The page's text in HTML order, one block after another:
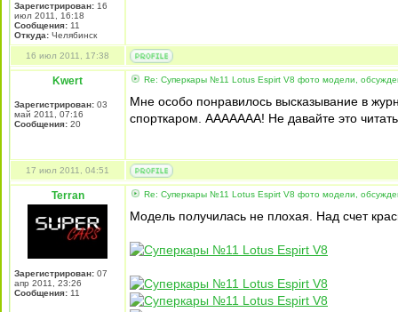
Зарегистрирован: 16
июл 2011, 16:18
Сообщения: 11
Откуда: Челябинск
16 июл 2011, 17:38
Kwert
Зарегистрирован: 03
май 2011, 07:16
Сообщения: 20
Re: Суперкары №11 Lotus Espirt V8 фото модели,
Мне особо понравилось высказывание в
спорткаром. ААААААА! Не давайте это
17 июл 2011, 04:51
Terran
Зарегистрирован: 07
апр 2011, 23:26
Сообщения: 11
Re: Суперкары №11 Lotus Espirt V8 фото модели,
Модель получилась не плохая. Над счет